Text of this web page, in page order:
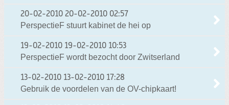
20-02-2010 20-02-2010 02:57
PerspectieF stuurt kabinet de hei op
19-02-2010 19-02-2010 10:53
PerspectieF wordt bezocht door Zwitserland
13-02-2010 13-02-2010 17:28
Gebruik de voordelen van de OV-chipkaart!